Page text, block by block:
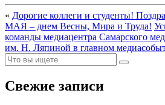
« Дорогие коллеги и студенты!
МАЯ – днем Весны, Мира и Труда!
команды медиацентра Самарского
им. Н. Ляпиной в главном
Свежие записи